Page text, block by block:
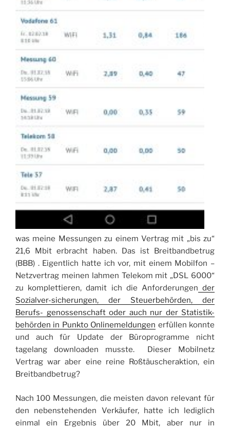
was meine Messungen zu einem Vertrag mit „bis zu“
21,6 Mbit erbracht haben. Das ist Breitbandbetrug
(BBB) . Eigentlich hatte ich vor, mit einem Mobilfon –
Netzvertrag meinen lahmen Telekom mit „DSL 6000“
zu komplettieren, damit ich die Anforderungen der
Sozialver-sicherungen, der Steuerbehörden, der
Berufs- genossenschaft oder auch nur der Statistik-
behörden in Punkto Onlinemeldungen erfüllen konnte
und auch für Update der Büroprogramme nicht
tagelang downloaden musste. Dieser Mobilnetz
Vertrag war aber eine reine Roßtäuscheraktion, ein
Breitbandbetrug?
Nach 100 Messungen, die meisten davon relevant für
den nebenstehenden Verkäufer, hatte ich lediglich
einmal ein Ergebnis über 20 Mbit, aber nur in